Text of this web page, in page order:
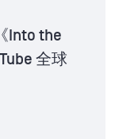
Into the
全球